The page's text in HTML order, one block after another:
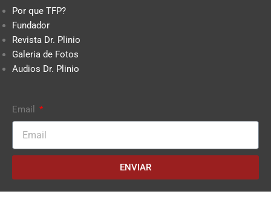
Por que TFP?
Fundador
Revista Dr. Plinio
Galeria de Fotos
Audios Dr. Plinio
Email
ENVIAR